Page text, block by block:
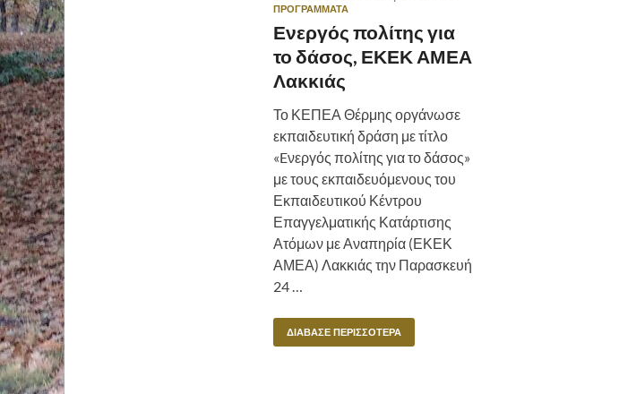
ΠΡΟΓΡΆΜΜΑΤΑ
Ενεργός πολίτης για
το δάσος, ΕΚΕΚ ΑΜΕΑ
Λακκιάς
Το ΚΕΠΕΑ Θέρμης οργάνωσε
εκπαιδευτική δράση με τίτλο
«Eνεργός πολίτης για το δάσος»
με τους εκπαιδευόμενους του
Εκπαιδευτικού Κέντρου
Επαγγελματικής Κατάρτισης
Ατόμων με Αναπηρία (ΕΚΕΚ
ΑΜΕΑ) Λακκιάς την Παρασκευή
24 …
ΔΙΆΒΑΣΕ ΠΕΡΙΣΣΌΤΕΡΑ